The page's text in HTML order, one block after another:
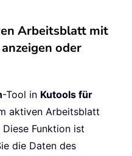
Arbeitsblatt mit
oder
-Tool in Kutools für
aktiven Arbeitsblatt
Funktion ist
die Daten des